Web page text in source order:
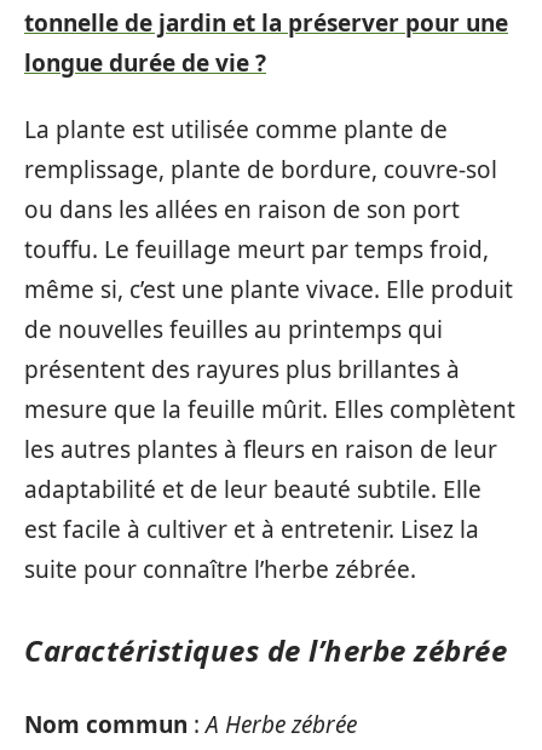
tonnelle de jardin et la préserver pour une
longue durée de vie ?
La plante est utilisée comme plante de
remplissage, plante de bordure, couvre-sol
ou dans les allées en raison de son port
touffu. Le feuillage meurt par temps froid,
même si, c’est une plante vivace. Elle produit
de nouvelles feuilles au printemps qui
présentent des rayures plus brillantes à
mesure que la feuille mûrit. Elles complètent
les autres plantes à fleurs en raison de leur
adaptabilité et de leur beauté subtile. Elle
est facile à cultiver et à entretenir. Lisez la
suite pour connaître l’herbe zébrée.
Caractéristiques de l’herbe zébrée
Nom commun :A Herbe zébrée